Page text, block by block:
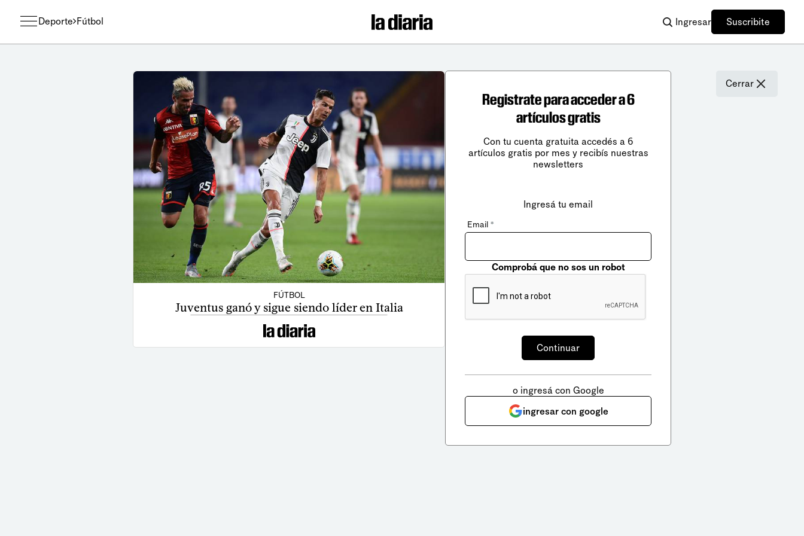
Deporte Fútbol Ingresar Suscribite
FÚTBOL
Juventus ganó y sigue siendo líder en Italia
Cerrar
Registrate para acceder a 6
artículos gratis
Con tu cuenta gratuita accedés a 6
artículos gratis por mes y recibís nuestras
newsletters
Ingresá tu email
Email *
Comprobá que no sos un robot
o ingresá con Google
ingresar con google